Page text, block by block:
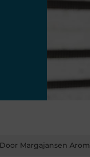
Margajansen